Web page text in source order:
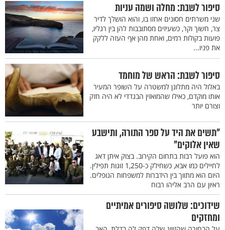
סיפור לשבת: מחלה ושמה עניות
שני משרתים חסונים אחזו בו, והוא הושלך לדיר
צר, חשוך וקר, כשעיזים מסתובבות להן בין רגליו,
פועות בקולות רמים, ואחת מהן אף העזה ללקק
את פניו...
סיפור לשבת: הראש של מוחמד
באלול היה מתלונן למשטרה על השופר המעיר
אותו מוקדם, כאילו שהמואזין הבגדדי לא היה חזק
וצורם יותר
"תשים את היד על ספר התורה, ותישבע
שאין אלוקים"
הוא פועל רבות בתחום הקירוב. בצוק איתן דאג
לחיילים כמו אבא, כשחילק כ-1,250 זוגות תפילין.
היום הוא מתווך בין הידברות למשפחות הנופלים.
ראיון עם הרב אליהו רבוח
שידוכים: שלושה סיפורים אמיתיים
ומחזקים